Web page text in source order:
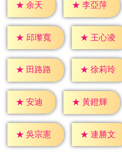
★ 余天 ★ 李亞萍
★ 邱瓈寬 ★ 王心凌
★ 田路路 ★ 徐莉玲
★ 安迪 ★ 黃鐙輝
★ 吳宗憲 ★ 連勝文